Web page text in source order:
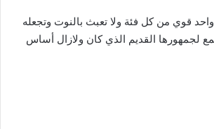
قوي من كل فئة ولا تعبث بالنوت وتجعله
القديم الذي كان ولازال أساس